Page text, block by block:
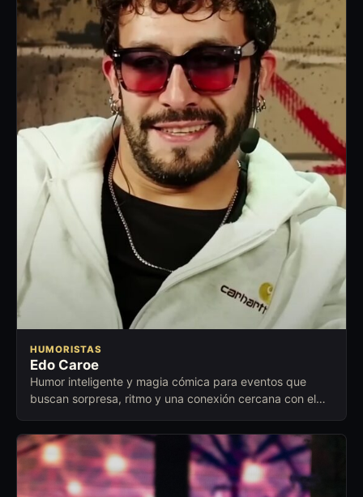
HUMORISTAS
Edo Caroe
Humor inteligente y magia cómica para eventos que
buscan sorpresa, ritmo y una conexión cercana con el